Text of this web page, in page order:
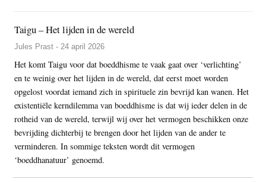
Taigu – Het lijden in de wereld
Jules Prast - 24 april 2026
Het komt Taigu voor dat boeddhisme te vaak gaat over ‘verlichting’
en te weinig over het lijden in de wereld, dat eerst moet worden
opgelost voordat iemand zich in spirituele zin bevrijd kan wanen. Het
existentiële kerndilemma van boeddhisme is dat wij ieder delen in de
rotheid van de wereld, terwijl wij over het vermogen beschikken onze
bevrijding dichterbij te brengen door het lijden van de ander te
verminderen. In sommige teksten wordt dit vermogen
‘boeddhanatuur’ genoemd.